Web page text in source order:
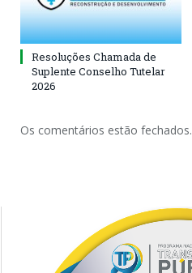
Resoluções Chamada de
Suplente Conselho Tutelar
2026
Os comentários estão fechados.